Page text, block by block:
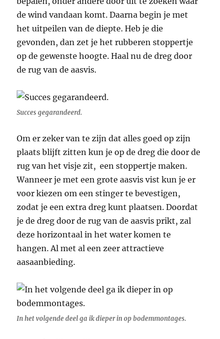
de wind vandaan komt. Daarna begin je met
het uitpeilen van de diepte. Heb je die
gevonden, dan zet je het rubberen stoppertje
op de gewenste hoogte. Haal nu de dreg door
de rug van de aasvis.
Succes gegarandeerd.
Om er zeker van te zijn dat alles goed op zijn
plaats blijft zitten kun je op de dreg die door de
rug van het visje zit, een stoppertje maken.
Wanneer je met een grote aasvis vist kun je er
voor kiezen om een stinger te bevestigen,
zodat je een extra dreg kunt plaatsen. Doordat
je de dreg door de rug van de aasvis prikt, zal
deze horizontaal in het water komen te
hangen. Al met al een zeer attractieve
aasaanbieding.
In het volgende deel ga ik dieper in op bodemmontages.